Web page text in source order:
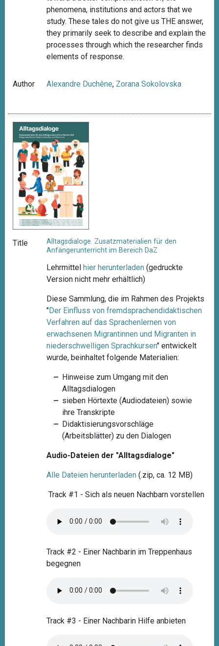
phenomena, institutions and actors that we
study. These tales do not give us THE answer,
they primarily seek to describe and explain the
processes through which the researcher finds
elements of response.
Author Alexandre Duchêne, Zorana Sokolovska
Title
Alltagsdialoge. Zusatzmaterialien für den
Anfängerunterricht im Bereich DaZ
Lehrmittelhier herunterladen (gedruckte
Version nicht mehr erhältlich)
Diese Sammlung, die im Rahmen des Projekts
"Der Einfluss von fremdsprachendidaktischen
Verfahren auf das Sprachenlernen von
erwachsenen Migrantinnen und Migranten in
niederschwelligenSprachkursen"entwickelt
wurde, beinhaltet folgende Materialien:
Hinweise zum Umgang mit den
Alltagsdialogen
sieben Hörtexte (Audiodateien) sowie
ihre Transkripte
Didaktisierungsvorschläge
(Arbeitsblätter) zu den Dialogen
Audio-Dateien der "Alltagsdialoge"
Alle Dateien herunterladen (.zip, ca. 12 MB)
Track #1 - Sich als neuen Nachbarn vorstellen
Track #2 - Einer Nachbarin im Treppenhaus
begegnen
Track #3 - Einer Nachbarin Hilfe anbieten